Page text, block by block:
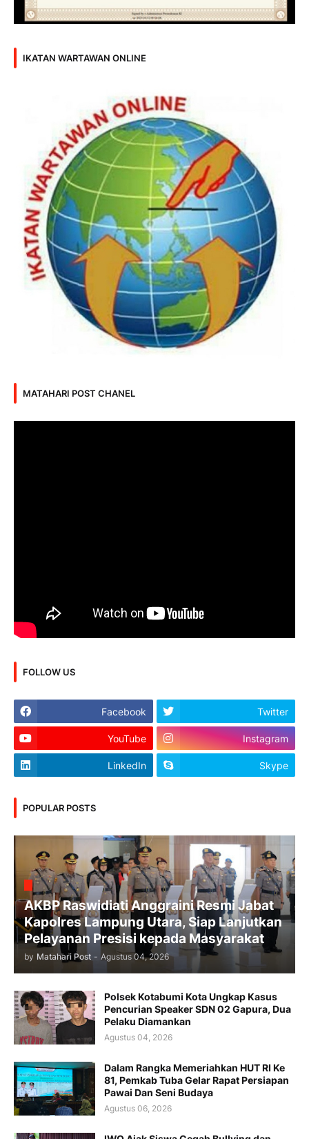
IKATAN WARTAWAN ONLINE
MATAHARI POST CHANEL
FOLLOW US
Facebook Twitter
YouTube Instagram
LinkedIn Skype
POPULAR POSTS
AKBP Raswidiati Anggraini Resmi Jabat
Kapolres Lampung Utara, Siap Lanjutkan
Pelayanan Presisi kepada Masyarakat
by Matahari Post - Agustus 04, 2026
Polsek Kotabumi Kota Ungkap Kasus
Pencurian Speaker SDN 02 Gapura, Dua
Pelaku Diamankan
Agustus 04, 2026
Dalam Rangka Memeriahkan HUT RI Ke
81, Pemkab Tuba Gelar Rapat Persiapan
Pawai Dan Seni Budaya
Agustus 06, 2026